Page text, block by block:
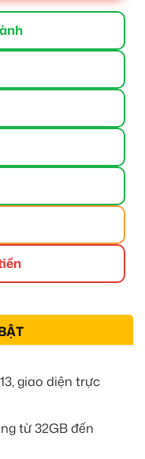
giao diện trực
từ 32GB đến